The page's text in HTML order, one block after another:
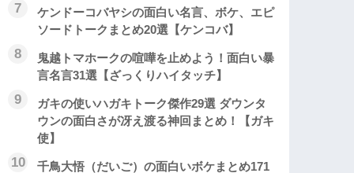
ケンドーコバヤシの面白い名言、ボケ、エピ
ソードトークまとめ20選【ケンコバ】
鬼越トマホークの喧嘩を止めよう！面白い暴
言名言31選【ざっくりハイタッチ】
ガキの使いハガキトーク傑作29選 ダウンタ
ウンの面白さが冴え渡る神回まとめ！【ガキ
使】
千鳥大悟（だいご）の面白いボケまとめ171